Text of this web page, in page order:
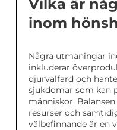
Vilka är
inom
Några utmaningar
inkluderar
djurvälfärd och
sjukdomar som kan
människor.
resurser och
välbefinnande är en